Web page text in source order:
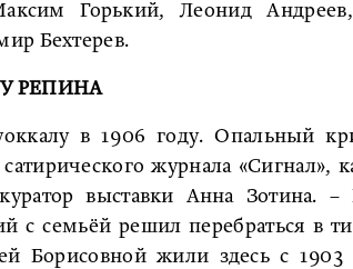
Горький, Леонид
Бехтерев.
У РЕПИНА
в 1906 году. Опальный
журнала «Сигнал»,
выставки Анна Зотина.
с семьёй решил перебраться в
Борисовной жили здесь с